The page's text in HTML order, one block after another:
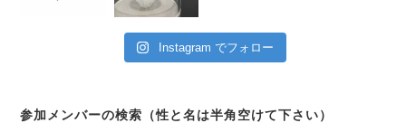
Instagram でフォロー
参加メンバーの検索（性と名は半角空けて下さい）